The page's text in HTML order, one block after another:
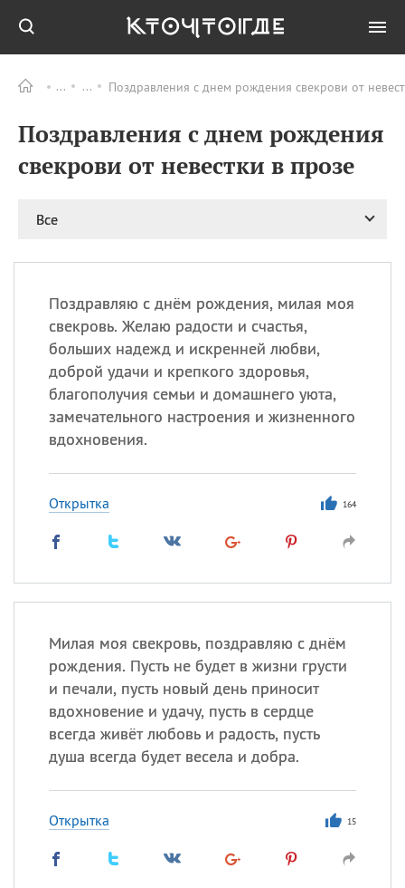
Поздравления с днем рождения свекрови от
Поздравления с днем рождения
свекрови от невестки в прозе
Все
Поздравляю с днём рождения, милая моя
свекровь. Желаю радости и счастья,
больших надежд и искренней любви,
доброй удачи и крепкого здоровья,
благополучия семьи и домашнего уюта,
замечательного настроения и жизненного
вдохновения.
Открытка 164
Милая моя свекровь, поздравляю с днём
рождения. Пусть не будет в жизни грусти
и печали, пусть новый день приносит
вдохновение и удачу, пусть в сердце
всегда живёт любовь и радость, пусть
душа всегда будет весела и добра.
Открытка 15
ПРАЗДНИКИ Все
09.08 День памяти
великомученика и
целителя Пантелеимона
Николая Чудотворца
11.08 День полета на
11.08 День Святой Клары —
покровительницы
телевидения
Клим
Анфиса